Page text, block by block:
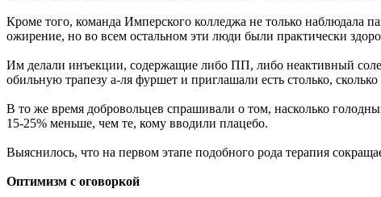
Кроме того, команда Имперского колледжа не только наблюдала
ожирение, но во всем остальном эти люди были практически
Им делали инъекции, содержащие либо ПП, либо неактивный
обильную трапезу а-ля фуршет и приглашали есть столько, сколько
В то же время добровольцев спрашивали о том, насколько
15-25% меньше, чем те, кому вводили плацебо.
Выяснилось, что на первом этапе подобного рода терапия
Оптимизм с оговоркой